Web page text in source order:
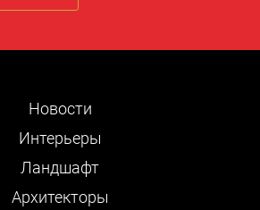
Новости
Интерьеры
Ландшафт
Архитекторы